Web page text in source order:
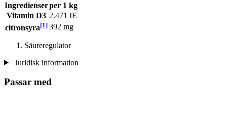
Ingredienserper 1 kg
Vitamin D3 2.471 IE
citronsyra[1] 392 mg
Säureregulator
Juridisk information
Passar med